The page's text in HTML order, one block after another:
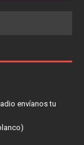
envíanos tu